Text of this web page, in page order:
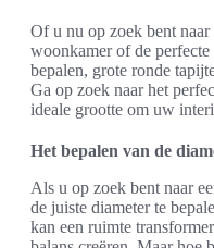
Of u nu op zoek bent
woonkamer of de
bepalen, grote ronde
Ga op zoek naar het
ideale grootte om uw
Het bepalen van de
Als u op zoek bent naar
de juiste diameter te
kan een ruimte